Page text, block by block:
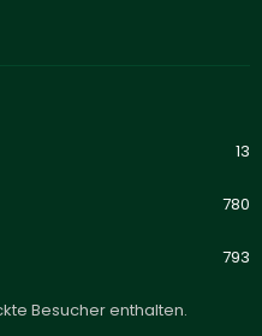
13
780
793
Besucher enthalten.